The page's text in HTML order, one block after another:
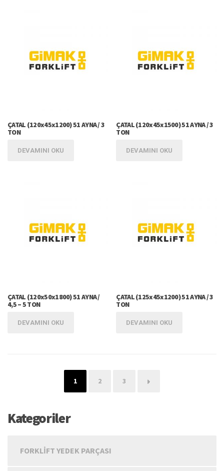
ÇATAL (120x45x1200) 51 AYNA / 3
TON
DEVAMINI OKU
ÇATAL (120x45x1500) 51 AYNA / 3
TON
DEVAMINI OKU
ÇATAL (120x50x1800) 51 AYNA /
4,5 – 5 TON
DEVAMINI OKU
ÇATAL (125x45x1200) 51 AYNA / 3
TON
DEVAMINI OKU
1 2 3 →
Kategoriler
FORKLIFT YEDEK PARÇASI